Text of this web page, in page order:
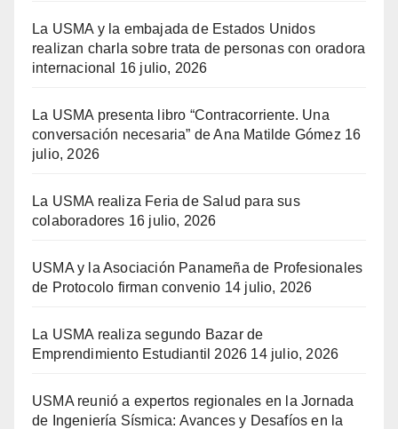
La USMA y la embajada de Estados Unidos
realizan charla sobre trata de personas con oradora
internacional
16 julio, 2026
La USMA presenta libro “Contracorriente. Una
conversación necesaria” de Ana Matilde Gómez 16
julio, 2026
La USMA realiza Feria de Salud para sus
colaboradores 16 julio, 2026
USMA y la Asociación Panameña de Profesionales
de Protocolo firman convenio 14 julio, 2026
La USMA realiza segundo Bazar de
Emprendimiento Estudiantil 2026 14 julio, 2026
USMA reunió a expertos regionales en la Jornada
de Ingeniería Sísmica: Avances y Desafíos en la